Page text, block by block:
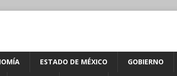
ESTADO DE MÉXICO GOBIERNO